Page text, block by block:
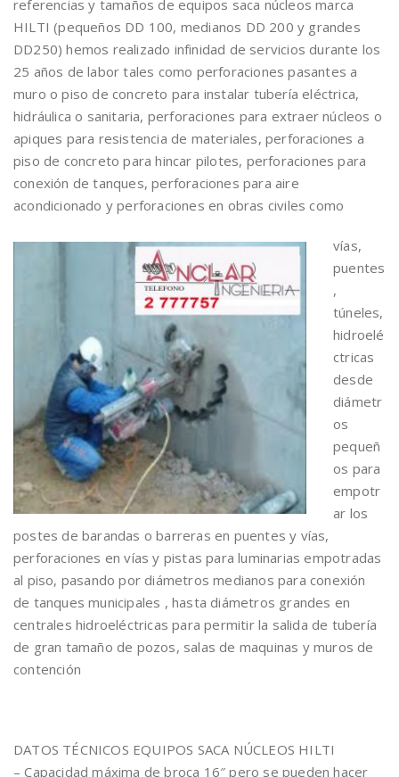
referencias y tamaños de equipos saca núcleos marca
HILTI (pequeños DD 100, medianos DD 200 y grandes
DD250) hemos realizado infinidad de servicios durante los
25 años de labor tales como perforaciones pasantes a
muro o piso de concreto para instalar tubería eléctrica,
hidráulica o sanitaria, perforaciones para extraer núcleos o
apiques para resistencia de materiales, perforaciones a
piso de concreto para hincar pilotes, perforaciones para
conexión de tanques, perforaciones para aire
acondicionado y perforaciones en obras civiles como
vías,
puentes
,
túneles,
hidroelé
ctricas
desde
diámetr
os
pequeñ
os para
empotr
ar los
postes de barandas o barreras en puentes y vías,
perforaciones en vías y pistas para luminarias empotradas
al piso, pasando por diámetros medianos para conexión
de tanques municipales , hasta diámetros grandes en
centrales hidroeléctricas para permitir la salida de tubería
de gran tamaño de pozos, salas de maquinas y muros de
contención
DATOS TÉCNICOS EQUIPOS SACA NÚCLEOS HILTI
– Capacidad máxima de broca 16″ pero se pueden hacer